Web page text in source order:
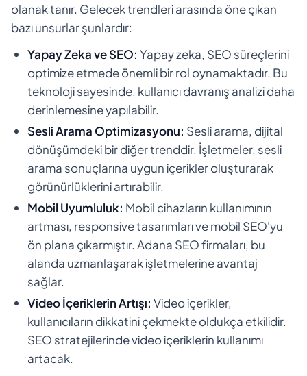
olanak tanır. Gelecek trendleri arasında öne çıkan
bazı unsurlar şunlardır:
Yapay Zeka ve SEO: Yapay zeka, SEO süreçlerini
optimize etmede önemli bir rol oynamaktadır. Bu
teknoloji sayesinde, kullanıcı davranış analizi daha
derinlemesine yapılabilir.
Sesli Arama Optimizasyonu: Sesli arama, dijital
dönüşümdeki bir diğer trenddir. İşletmeler, sesli
arama sonuçlarına uygun içerikler oluşturarak
görünürlüklerini artırabilir.
Mobil Uyumluluk: Mobil cihazların kullanımının
artması, responsive tasarımları ve mobil SEO'yu
ön plana çıkarmıştır. Adana SEO firmaları, bu
alanda uzmanlaşarak işletmelerine avantaj
sağlar.
Video İçeriklerin Artışı: Video içerikler,
kullanıcıların dikkatini çekmekte oldukça etkilidir.
SEO stratejilerinde video içeriklerin kullanımı
artacak.